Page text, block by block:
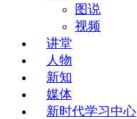
图说
视频
讲堂
人物
新知
媒体
新时代学习中心